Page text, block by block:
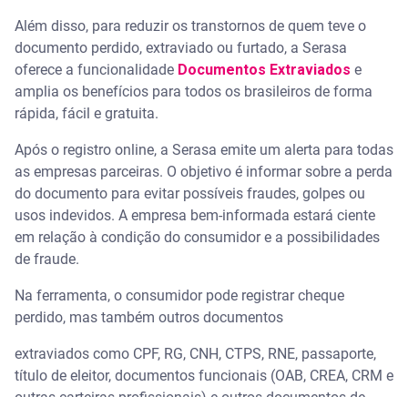
Além disso, para reduzir os transtornos de quem teve o
documento perdido, extraviado ou furtado, a Serasa
oferece a funcionalidade Documentos Extraviados e
amplia os benefícios para todos os brasileiros de forma
rápida, fácil e gratuita.
Após o registro online, a Serasa emite um alerta para todas
as empresas parceiras. O objetivo é informar sobre a perda
do documento para evitar possíveis fraudes, golpes ou
usos indevidos. A empresa bem-informada estará ciente
em relação à condição do consumidor e a possibilidades
de fraude.
Na ferramenta, o consumidor pode registrar cheque
perdido, mas também outros documentos
extraviados como CPF, RG, CNH, CTPS, RNE, passaporte,
título de eleitor, documentos funcionais (OAB, CREA, CRM e